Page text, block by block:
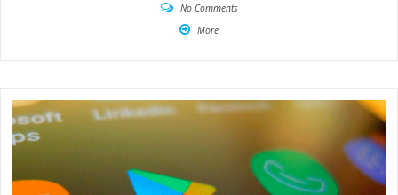
No Comments
More